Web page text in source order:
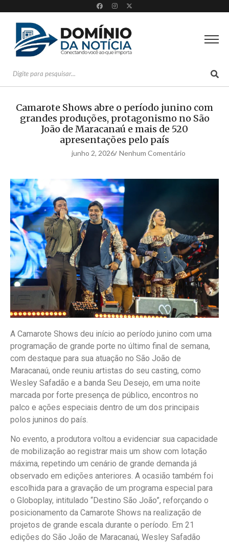
Camarote Shows abre o período junino com
grandes produções, protagonismo no São
João de Maracanaú e mais de 520
apresentações pelo país
junho 2, 2026/ Nenhum Comentário
A Camarote Shows deu início ao período junino com uma
programação de grande porte no último final de semana,
com destaque para sua atuação no São João de
Maracanaú, onde reuniu artistas do seu casting, como
Wesley Safadão e a banda Seu Desejo, em uma noite
marcada por forte presença de público, encontros no
palco e ações especiais dentro de um dos principais
polos juninos do país.
No evento, a produtora voltou a evidenciar sua capacidade
de mobilização ao registrar mais um show com lotação
máxima, repetindo um cenário de grande demanda já
observado em edições anteriores. A ocasião também foi
escolhida para a gravação de um programa especial para
o Globoplay, intitulado “Destino São João”, reforçando o
posicionamento da Camarote Shows na realização de
projetos de grande escala durante o período. Em 21
edições do São João de Maracanaú, Wesley Safadão